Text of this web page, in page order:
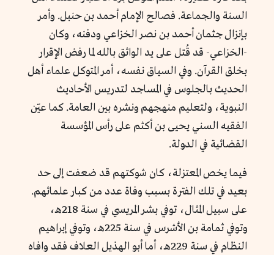
السنة والجماعة. فصالح الإمام أحمد بن حنبل. وأمر
بإنزال جثمان أحمد بن نصر الخزاعي ودفنه، وكان
-الخزاعي- قد قُتل على يد الواثق بالله لما رفض الإقرار
بخلق القرآن. وفي السياق نفسه، أمر المتوكل علماء أهل
الحديث بالجلوس في المساجد لتدريس الأحاديث
النبوية، ولتعليم منهجهم ونشره بين العامة. كما عيّن
الفقيه السني يحيى بن أكثم على رأس المؤسسة
القضائية في الدولة.
فيما يخص المعتزلة، كان شوكتهم قد ضعفت إلى حد
بعيد في تلك الفترة بسبب وفاة عدد من كبار علمائهم.
على سبيل المثال، توفي بشر المريسي في سنة 218هـ،
وتوفي ثمامة بن الأشرس في سنة 225هـ، وتوفي إبراهيم
النظام في سنة 229هـ، أما أبو الهذيل العلاف فقد وافاه